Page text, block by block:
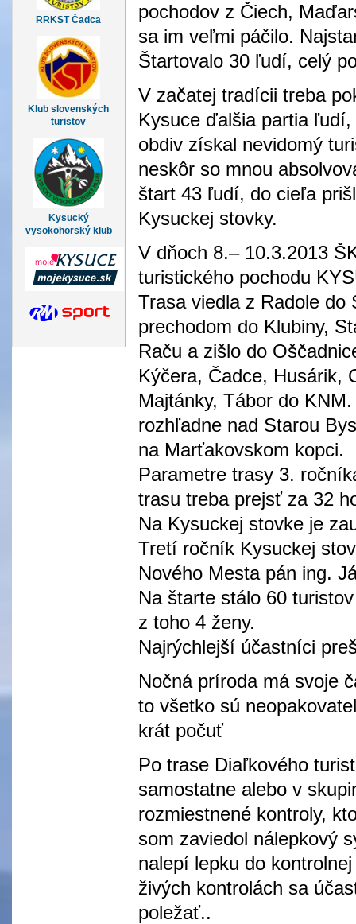
RRKST Čadca
Klub slovenských
turistov
Kysucký
vysokohorský klub
pochodov z Čiech,
sa im veľmi páčilo.
Štartovalo 30 ľudí, celý
V začatej tradícii treba
Kysuce ďalšia partia
obdiv získal nevidomý
neskôr so mnou
štart 43 ľudí, do cieľa
Kysuckej stovky.
V dňoch 8.– 10.3.2013
turistického pochodu
Trasa viedla z Radole do
prechodom do Klubiny,
Raču a zišlo do
Kýčera, Čadce, Husárik,
Majtánky, Tábor do
rozhľadne nad Starou
na Marťakovskom kopci.
Parametre trasy 3.
trasu treba prejsť za 32
Na Kysuckej stovke je
Tretí ročník Kysuckej
Nového Mesta pán ing.
Na štarte stálo 60
z toho 4 ženy.
Najrýchlejší účastníci
Nočná príroda má svoje
to všetko sú
krát počuť
Po trase Diaľkového
samostatne alebo v
rozmiestnené kontroly,
som zaviedol nálepkový
nalepí lepku do
živých kontrolách sa
poležať..